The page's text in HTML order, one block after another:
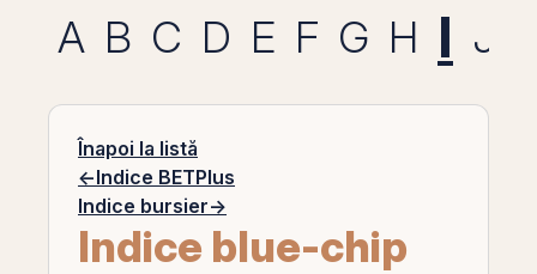
A B C D E F G H I J
Înapoi la listă
←Indice BETPlus
Indice bursier→
Indice blue-chip